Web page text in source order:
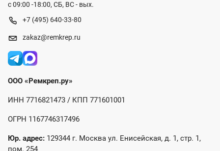
с 09:00 -18:00, СБ, ВС - вых.
+7 (495) 640-33-80
zakaz@remkrep.ru
ООО «Ремкреп.ру»
ИНН 7716821473 / КПП 771601001
ОГРН 1167746317496
Юр. адрес: 129344 г. Москва ул. Енисейская, д. 1, стр. 1,
пом. 254